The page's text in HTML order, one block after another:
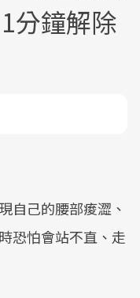
分鐘解除
自己的腰部痠澀、
恐怕會站不直、走